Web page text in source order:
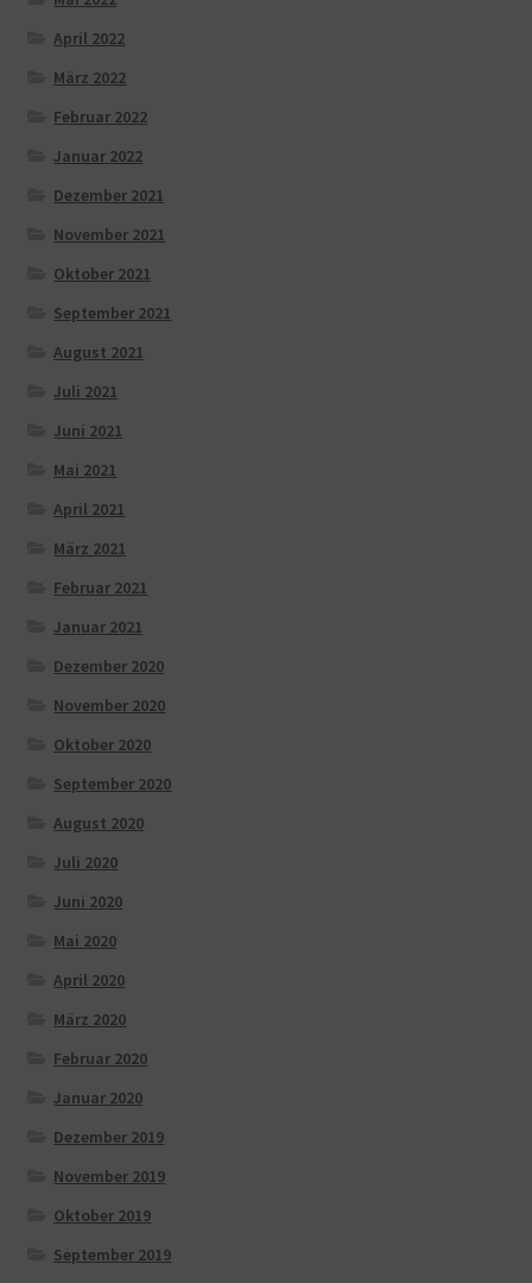
April 2022
März 2022
Februar 2022
Januar 2022
Dezember 2021
November 2021
Oktober 2021
September 2021
August 2021
Juli 2021
Juni 2021
Mai 2021
April 2021
März 2021
Februar 2021
Januar 2021
Dezember 2020
November 2020
Oktober 2020
September 2020
August 2020
Juli 2020
Juni 2020
Mai 2020
April 2020
März 2020
Februar 2020
Januar 2020
Dezember 2019
November 2019
Oktober 2019
September 2019